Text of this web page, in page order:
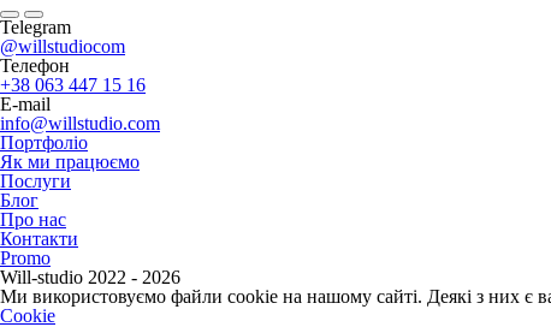
Telegram
@willstudiocom
Телефон
+38 063 447 15 16
E-mail
info@willstudio.com
Портфоліо
Як ми працюємо
Послуги
Блог
Про нас
Контакти
Promo
Will-studio 2022 - 2026
Ми використовуємо файли cookie на нашому сайті. Деякі з них є
Cookie